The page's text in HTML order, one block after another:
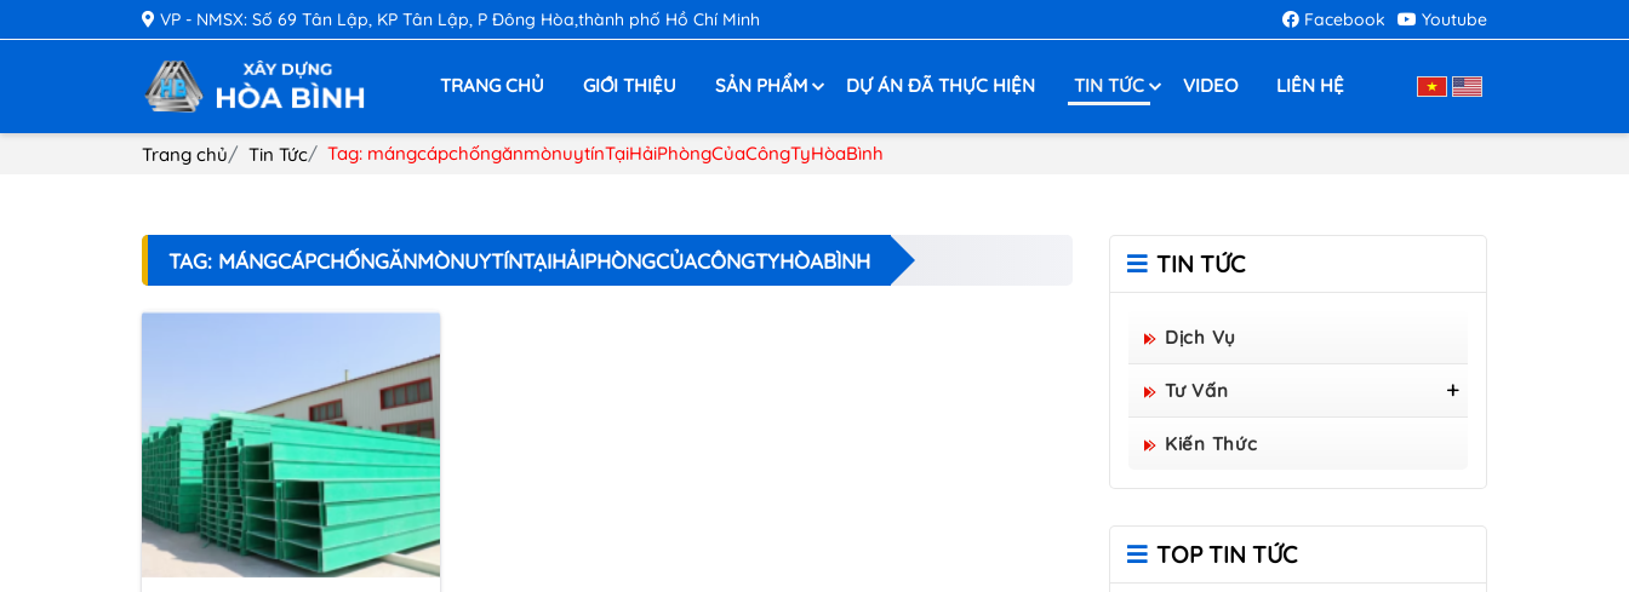
VP - NMSX: Số 69 Tân Lập, KP Tân Lập, P Đông Hòa,thành phố Hồ Chí Minh Facebook Youtube
TRANG CHỦ GIỚI THIỆU SẢN PHẨM DỰ ÁN ĐÃ THỰC HIỆN TIN TỨC VIDEO LIÊN HỆ
Trang chủ Tin Tức Tag: mángcápchốngănmònuytínTạiHảiPhòngCủaCôngTyHòaBình
TAG: MÁNGCÁPCHỐNGĂNMÒNUYTÍNTẠIHẢIPHÒNGCỦACÔNGTYHÒABÌNH TIN TỨC
Dịch Vụ
Tư Vấn
Tấm Sàn Grating Composite
FRP - Hòa Bình Group Sản
Kiến Thức
TOP TIN TỨC